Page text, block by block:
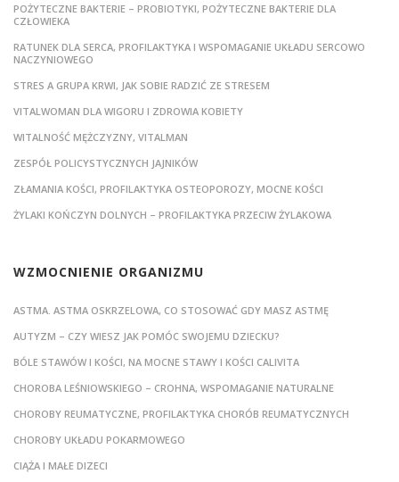
POŻYTECZNE BAKTERIE – PROBIOTYKI, POŻYTECZNE BAKTERIE DLA
CZŁOWIEKA
RATUNEK DLA SERCA, PROFILAKTYKA I WSPOMAGANIE UKŁADU SERCOWO
NACZYNIOWEGO
STRES A GRUPA KRWI, JAK SOBIE RADZIĆ ZE STRESEM
VITALWOMAN DLA WIGORU I ZDROWIA KOBIETY
WITALNOŚĆ MĘŻCZYZNY, VITALMAN
ZESPÓŁ POLICYSTYCZNYCH JAJNIKÓW
ZŁAMANIA KOŚCI, PROFILAKTYKA OSTEOPOROZY, MOCNE KOŚCI
ŻYLAKI KOŃCZYN DOLNYCH – PROFILAKTYKA PRZECIW ŻYLAKOWA
WZMOCNIENIE ORGANIZMU
ASTMA. ASTMA OSKRZELOWA, CO STOSOWAĆ GDY MASZ ASTMĘ
AUTYZM – CZY WIESZ JAK POMÓC SWOJEMU DZIECKU?
BÓLE STAWÓW I KOŚCI, NA MOCNE STAWY I KOŚCI CALIVITA
CHOROBA LEŚNIOWSKIEGO – CROHNA, WSPOMAGANIE NATURALNE
CHOROBY REUMATYCZNE, PROFILAKTYKA CHORÓB REUMATYCZNYCH
CHOROBY UKŁADU POKARMOWEGO
CIĄŻA I MAŁE DIZECI